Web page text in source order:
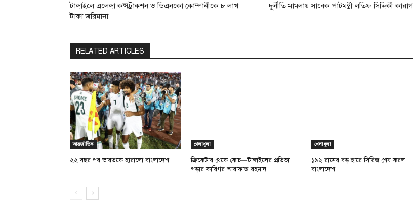
টাঙ্গাইলে এলেঙ্গা কন্সট্রাকশন ও ডিএনকো কোম্পানীকে ৮ লাখ
টাকা জরিমানা
দুর্নীতি মামলায় সাবেক পাটমন্ত্রী লতিফ সিদ্দিকী
RELATED ARTICLES
আন্তর্জাতিক
২২ বছর পর ভারতকে হারালো বাংলাদেশ
খেলাধুলা
ক্রিকেটার থেকে কোচ—টাঙ্গাইলের প্রতিভা
গড়ার কারিগর আরাফাত রহমান
খেলাধুলা
১৯২ রানের বড় হারে সিরিজ শেষ করল
বাংলাদেশ